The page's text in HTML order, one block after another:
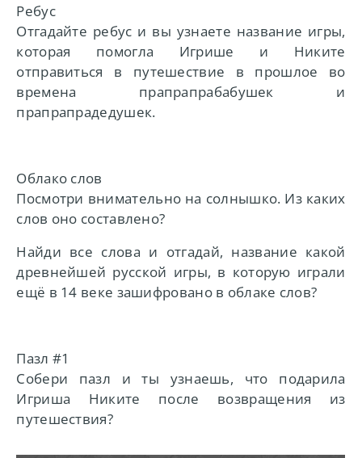
Ребус
Отгадайте ребус и вы узнаете название игры,
которая помогла Игрише и Никите
отправиться в путешествие в прошлое во
времена прапрапрабабушек и
прапрапрадедушек.
Облако слов
Посмотри внимательно на солнышко. Из каких
слов оно составлено?
Найди все слова и отгадай, название какой
древнейшей русской игры, в которую играли
ещё в 14 веке зашифровано в облаке слов?
Пазл #1
Собери пазл и ты узнаешь, что подарила
Игриша Никите после возвращения из
путешествия?